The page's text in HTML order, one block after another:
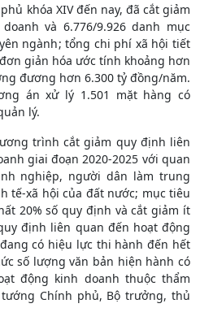
khóa XIV đến nay, đã cắt giảm
và 6.776/9.926 danh mục
ngành; tổng chi phí xã hội tiết
giản hóa ước tính khoảng hơn
đương hơn 6.300 tỷ đồng/năm.
án xử lý 1.501 mặt hàng có
lý.
trình cắt giảm quy định liên
giai đoạn 2020-2025 với quan
nghiệp, người dân làm trung
tế-xã hội của đất nước; mục tiêu
20% số quy định và cắt giảm ít
định liên quan đến hoạt động
có hiệu lực thi hành đến hết
số lượng văn bản hiện hành có
động kinh doanh thuộc thẩm
Chính phủ, Bộ trưởng, thủ